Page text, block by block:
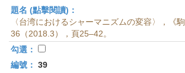
題名 (點擊閱讀)：
〈台湾におけるシャーマニズムの変容〉，《
36（2018.3），頁25–42。
勾選：
編號： 39